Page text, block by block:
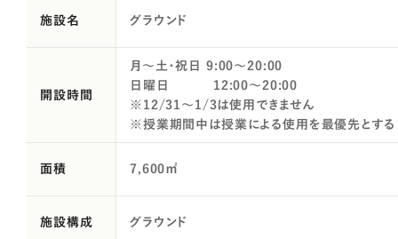
施設名 グラウンド
開設時間
月～土・祝日 9:00～20:00
日曜日 12:00～20:00
※12/31～1/3は使用できません
※授業期間中は授業による使用を最優先とする
面積 7,600㎡
施設構成 グラウンド